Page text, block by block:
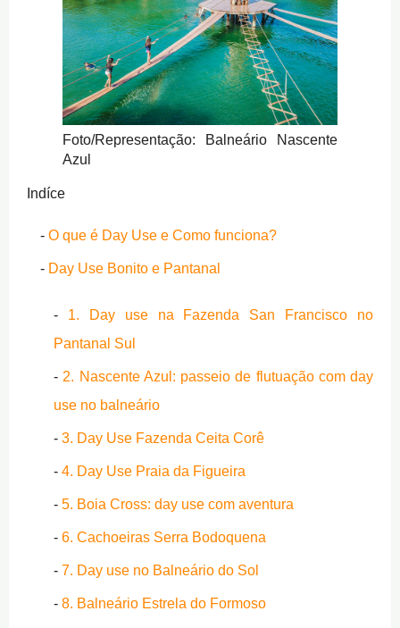
Foto/Representação: Balneário Nascente
Azul
Indíce
O que é Day Use e Como funciona?
Day Use Bonito e Pantanal
1. Day use na Fazenda San Francisco no
Pantanal Sul
2. Nascente Azul: passeio de flutuação com day
use no balneário
3. Day Use Fazenda Ceita Corê
4. Day Use Praia da Figueira
5. Boia Cross: day use com aventura
6. Cachoeiras Serra Bodoquena
7. Day use no Balneário do Sol
8. Balneário Estrela do Formoso